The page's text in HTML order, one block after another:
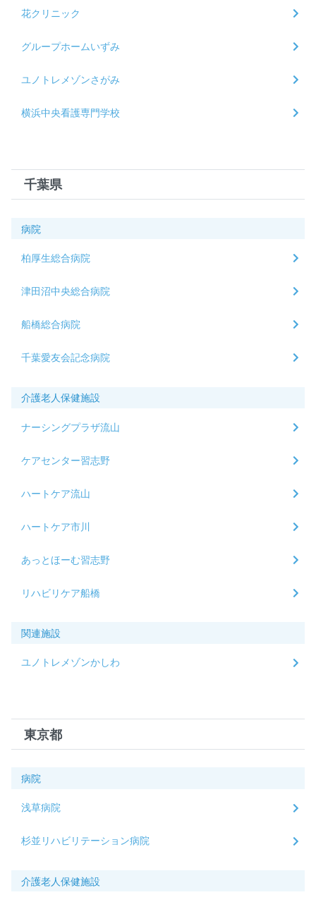
花クリニック
グループホームいずみ
ユノトレメゾンさがみ
横浜中央看護専門学校
千葉県
病院
柏厚生総合病院
津田沼中央総合病院
船橋総合病院
千葉愛友会記念病院
介護老人保健施設
ナーシングプラザ流山
ケアセンター習志野
ハートケア流山
ハートケア市川
あっとほーむ習志野
リハビリケア船橋
関連施設
ユノトレメゾンかしわ
東京都
病院
浅草病院
杉並リハビリテーション病院
介護老人保健施設